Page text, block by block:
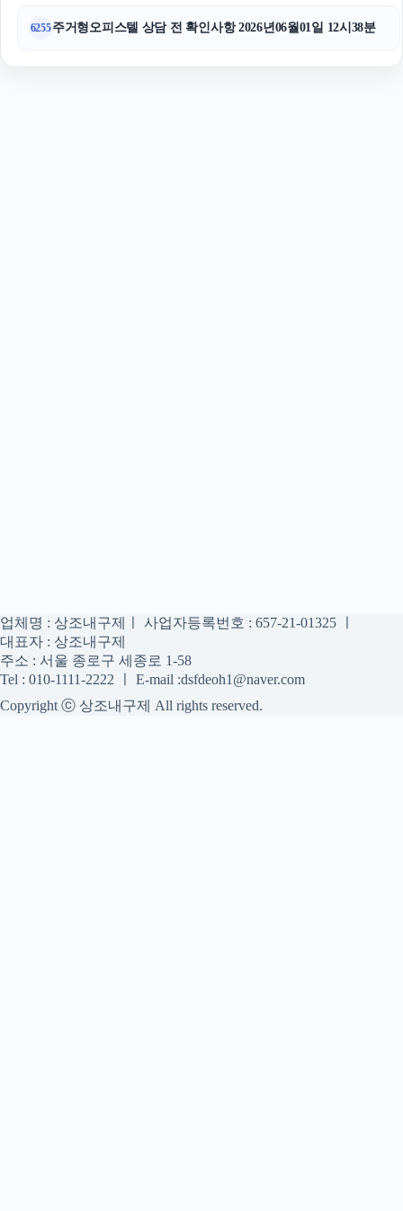
6255주거형오피스텔 상담 전 확인사항 2026년06월01일 12시38분
업체명 : 상조내구제ㅣ 사업자등록번호 : 657-21-01325 ㅣ
대표자 : 상조내구제
주소 : 서울 종로구 세종로 1-58
Tel : 010-1111-2222 ㅣ E-mail :dsfdeoh1@naver.com
Copyright ⓒ 상조내구제 All rights reserved.